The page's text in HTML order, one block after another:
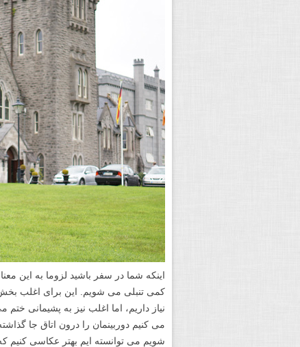
اینکه شما در سفر باشید لزوما به این
کمی تنبلی می شویم. این برای اغلب
نیاز داریم، اما اغلب نیز به پشیمانی
می کنیم دوربینمان را درون اتاق جا
شویم می توانسته ایم بهتر عکاسی